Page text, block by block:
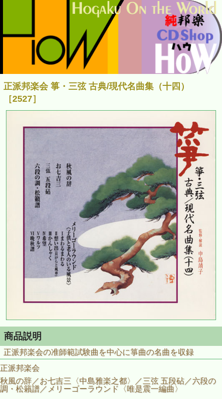
正派邦楽会 箏・三弦 古典/現代名曲集（十四）
［2527］
商品説明
正派邦楽会の准師範試験曲を中心に箏曲の名曲を収録
正派邦楽会
秋風の辞／お七吉三〈中島雅楽之都〉／三弦 五段砧／六段の
調・松籟譜／メリーゴーラウンド〈唯是震一編曲〉